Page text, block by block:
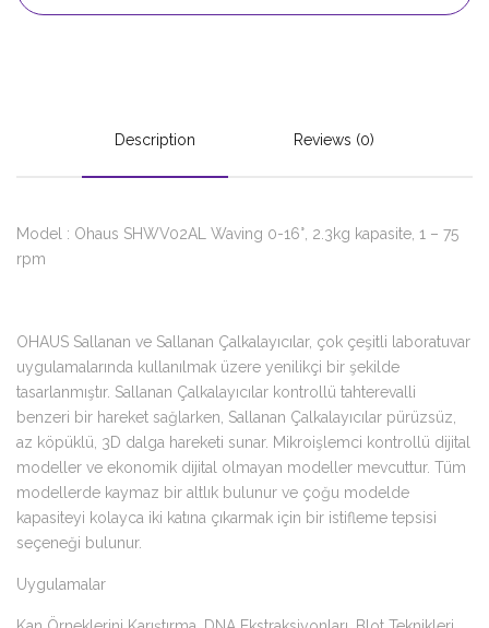
Description Reviews (0)
Model : Ohaus SHWV02AL Waving 0-16°, 2.3kg kapasite, 1 – 75
rpm
OHAUS Sallanan ve Sallanan Çalkalayıcılar, çok çeşitli laboratuvar
uygulamalarında kullanılmak üzere yenilikçi bir şekilde
tasarlanmıştır. Sallanan Çalkalayıcılar kontrollü tahterevalli
benzeri bir hareket sağlarken, Sallanan Çalkalayıcılar pürüzsüz,
az köpüklü, 3D dalga hareketi sunar. Mikroişlemci kontrollü dijital
modeller ve ekonomik dijital olmayan modeller mevcuttur. Tüm
modellerde kaymaz bir altlık bulunur ve çoğu modelde
kapasiteyi kolayca iki katına çıkarmak için bir istifleme tepsisi
seçeneği bulunur.
Uygulamalar